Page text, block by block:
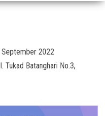
2022
Tukad Batanghari No.3,